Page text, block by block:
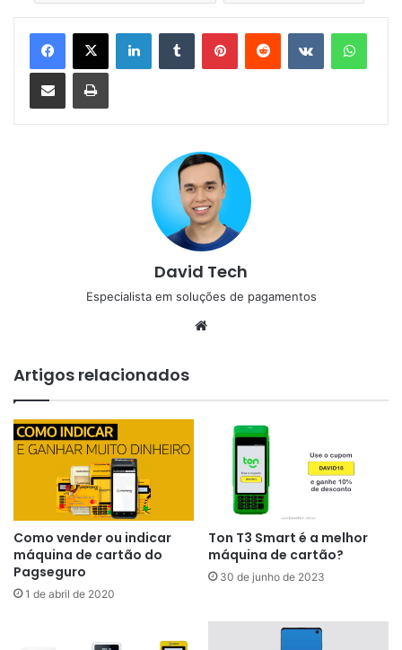
LinkedinTumblr PinterestReddit VK
Compartilhar via e-mail Imprimir
David Tech
Especialista em soluções de pagamentos
Artigos relacionados
Como vender ou indicar
máquina de cartão do
Pagseguro
1 de abril de 2020
Ton T3 Smart é a melhor
máquina de cartão?
30 de junho de 2023